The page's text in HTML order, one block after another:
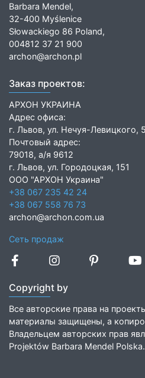
Barbara Mendel,
32-400 Myślenice
Słowackiego 86 Poland,
004812 37 21 900
archon@archon.pl
Заказ проектов:
АРХОН УКРАИНА
Адрес офиса:
г. Львов, ул. Нечуя-Левицкого, 5
Почтовый адрес:
79018, а/я 9612
г. Львов, ул. Городоцкая, 151
ООО "АРХОН Украина"
+38 067 235 42 24
+38 067 558 76 73
archon@archon.com.ua
Сеть продаж
Copyright by
Все авторские права на
материалы защищены, а
Владельцем авторских прав
Projektów Barbara Mendel Polska.